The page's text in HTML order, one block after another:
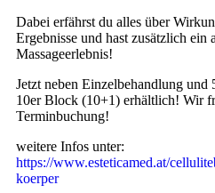
Dabei erfährst du alles über
Ergebnisse und hast zusätzlich ein
Massageerlebnis!
Jetzt neben Einzelbehandlung
10er Block (10+1) erhältlich! Wir
Terminbuchung!
weitere Infos unter:
https://www.esteticamed.at/
koerper